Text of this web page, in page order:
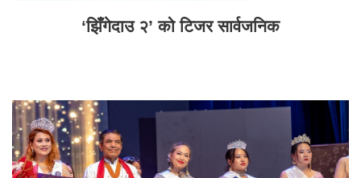
‘झिँगेदाउ २’ को टिजर सार्वजनिक